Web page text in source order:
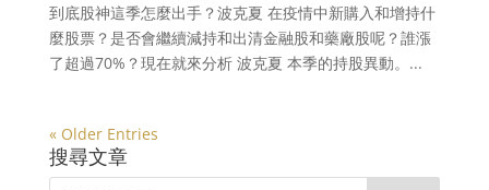
到底股神這季怎麼出手？波克夏 在疫情中新購入和增持什
麼股票？是否會繼續減持和出清金融股和藥廠股呢？誰漲
了超過70%？現在就來分析 波克夏 本季的持股異動。...
« Older Entries
搜尋文章